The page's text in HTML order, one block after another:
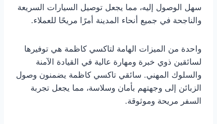
سهل الوصول إليه، مما يجعل توصيل السيارات السريعة
والناجحة في جميع أنحاء المدينة أمرًا مريحًا للعملاء.
واحدة من الميزات الهامة لتاكسي كاظمة هي توفيرها
لسائقين ذوي خبرة ومهارة عالية في القيادة الآمنة
والسلوك المهني. سائقي تاكسي كاظمة يضمنون وصول
الزبائن إلى وجهتهم بأمان وسلاسة، مما يجعل تجربة
السفر مريحة وموثوقة.